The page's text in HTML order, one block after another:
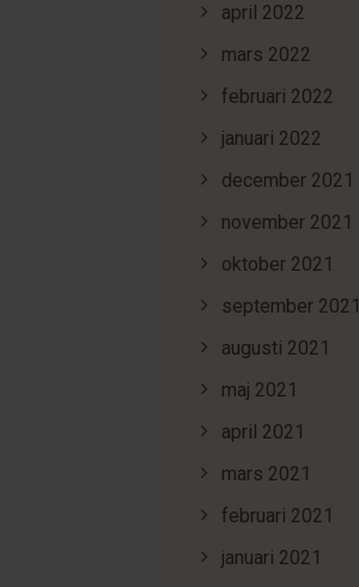
april 2022
mars 2022
februari 2022
januari 2022
december 2021
november 2021
oktober 2021
september 2021
augusti 2021
maj 2021
april 2021
mars 2021
februari 2021
januari 2021